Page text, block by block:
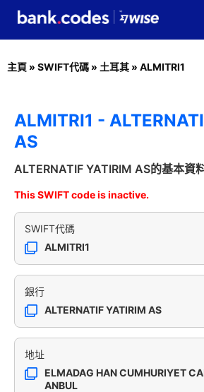
主頁 » SWIFT代碼 » 土耳其 » ALMITRI1
ALMITRI1 -
AS
ALTERNATIF YATIRIM AS的基本資
This SWIFT code is inactive.
SWIFT代碼
ALMITRI1
銀行
ALTERNATIF YATIRIM AS
地址
ELMADAG HAN CUMHURIYET
ANBUL